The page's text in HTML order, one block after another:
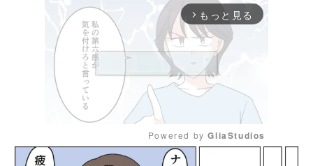
arrow_forward_ios もっと見る
Powered by GliaStudios